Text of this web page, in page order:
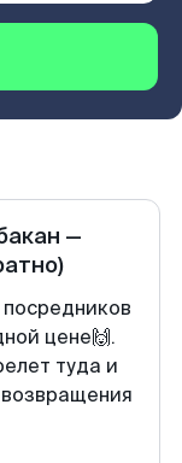
—
цене🙌.
туда и